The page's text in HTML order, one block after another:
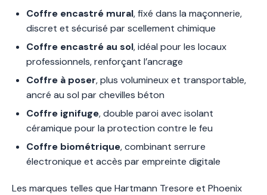
Coffre encastré mural, fixé dans la maçonnerie,
discret et sécurisé par scellement chimique
Coffre encastré au sol, idéal pour les locaux
professionnels, renforçant l’ancrage
Coffre à poser, plus volumineux et transportable,
ancré au sol par chevilles béton
Coffre ignifuge, double paroi avec isolant
céramique pour la protection contre le feu
Coffre biométrique, combinant serrure
électronique et accès par empreinte digitale
Les marques telles que Hartmann Tresore et Phoenix